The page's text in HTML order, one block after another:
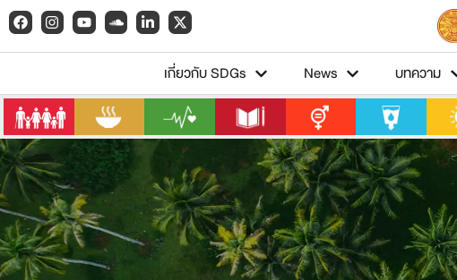
เกี่ยวกับ SDGs News บทความ